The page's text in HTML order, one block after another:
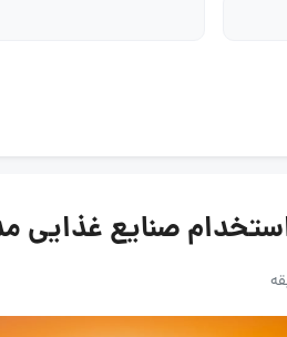
غذایی مدلل | 16